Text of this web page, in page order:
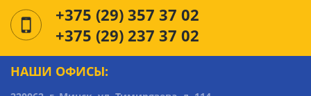
+375 (29) 357 37 02
+375 (29) 237 37 02
НАШИ ОФИСЫ: